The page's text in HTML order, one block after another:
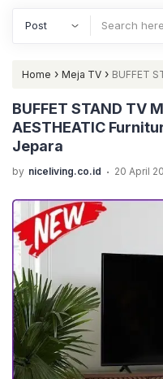
Home › Meja TV › BUFFET
AESTHEATIC Furniture
BUFFET STAND TV
AESTHEATIC
Jepara
by niceliving.co.id . 20 April